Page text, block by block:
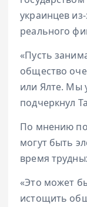
украинцев
реального
«Пусть
общество
или Ялте. Мы
подчеркнул
По мнению
могут быть
время
«Это может
истощить